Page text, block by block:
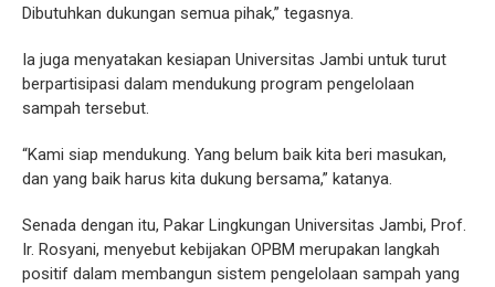
Dibutuhkan dukungan semua pihak,” tegasnya.
Ia juga menyatakan kesiapan Universitas Jambi untuk turut
berpartisipasi dalam mendukung program pengelolaan
sampah tersebut.
“Kami siap mendukung. Yang belum baik kita beri masukan,
dan yang baik harus kita dukung bersama,” katanya.
Senada dengan itu, Pakar Lingkungan Universitas Jambi, Prof.
Ir. Rosyani, menyebut kebijakan OPBM merupakan langkah
positif dalam membangun sistem pengelolaan sampah yang